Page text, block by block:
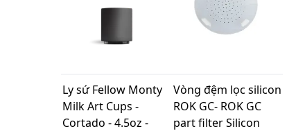
Ly sứ Fellow Monty
Milk Art Cups -
Cortado - 4.5oz -
Vòng đệm lọc silicon
ROK GC- ROK GC
part filter Silicon